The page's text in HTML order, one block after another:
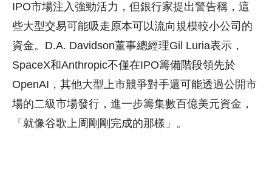
IPO市場注入強勁活力，但銀行家提出警告稱，這
些大型交易可能吸走原本可以流向規模較小公司的
資金。D.A. Davidson董事總經理Gil Luria表示，
SpaceX和Anthropic不僅在IPO籌備階段領先於
OpenAI，其他大型上市競爭對手還可能透過公開市
場的二級市場發行，進一步籌集數百億美元資金，
「就像谷歌上周剛剛完成的那樣」。